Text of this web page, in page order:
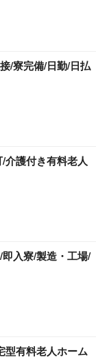
/寮完備/日勤/日払
介護付き有料老人
入寮/製造・工場/
型有料老人ホーム